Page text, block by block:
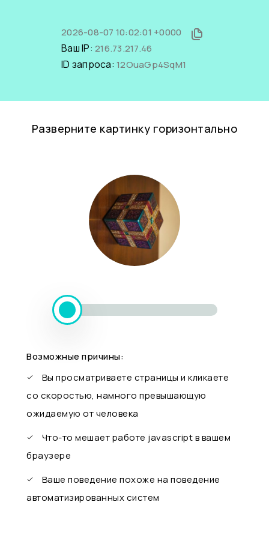
2026-08-07 10:02:01 +0000
Ваш IP: 216.73.217.46
ID запроса: 12OuaGp4SqM1
Разверните картинку горизонтально
Возможные причины:
Вы просматриваете страницы и кликаете
со скоростью, намного превышающую
ожидаемую от человека
Что-то мешает работе javascript в вашем
браузере
Ваше поведение похоже на поведение
автоматизированных систем